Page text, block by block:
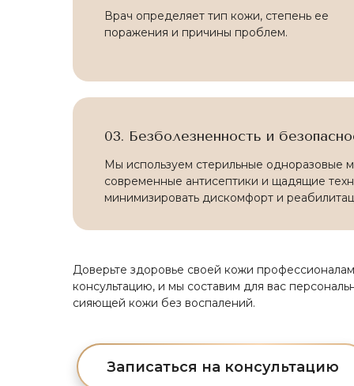
ДО
Доверьте здоровье своей кожи
консультацию, и мы составим для вас
сияющей кожи без воспалений.
03. Безболезненность и
Записаться на консультацию
Врач определяет тип кожи, степень ее
поражения и причины проблем.
Мы используем стерильные одноразовые
современные антисептики и щадящие
минимизировать дискомфорт и